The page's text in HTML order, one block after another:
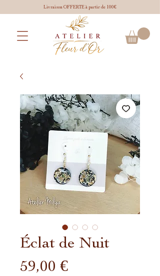
Livraison OFFERTE à partir de 100€
Éclat de Nuit
59,00 €Prix